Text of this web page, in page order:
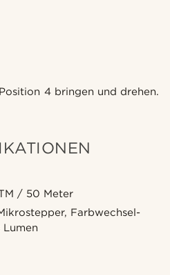
4 bringen und drehen.
/ 50 Meter
Farbwechsel-